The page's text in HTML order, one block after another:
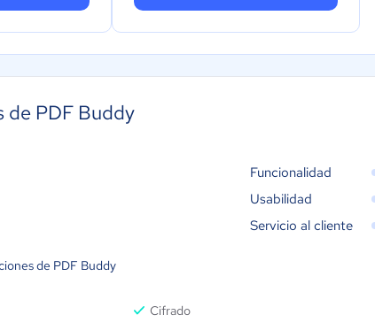
de PDF Buddy
Funcionalidad
Usabilidad
Servicio al cliente
de PDF Buddy
Cifrado